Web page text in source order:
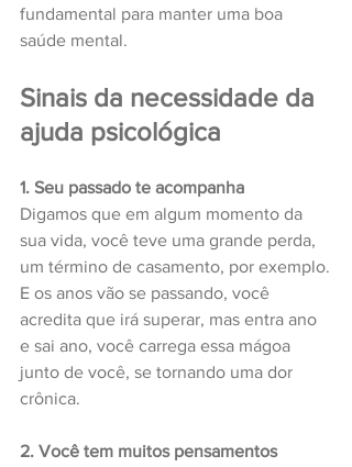
fundamental para manter uma boa
saúde mental.
Sinais da necessidade da
ajuda psicológica
1. Seu passado te acompanha
Digamos que em algum momento da
sua vida, você teve uma grande perda,
um término de casamento, por exemplo.
E os anos vão se passando, você
acredita que irá superar, mas entra ano
e sai ano, você carrega essa mágoa
junto de você, se tornando uma dor
crônica.
2. Você tem muitos pensamentos